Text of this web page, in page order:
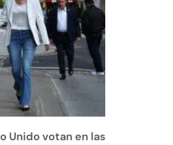
Unido votan en las